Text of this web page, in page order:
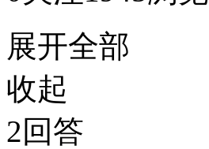
展开全部
收起
2回答